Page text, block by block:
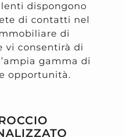
dispongono
di contatti nel
di
vi consentirà di
gamma di
opportunità.